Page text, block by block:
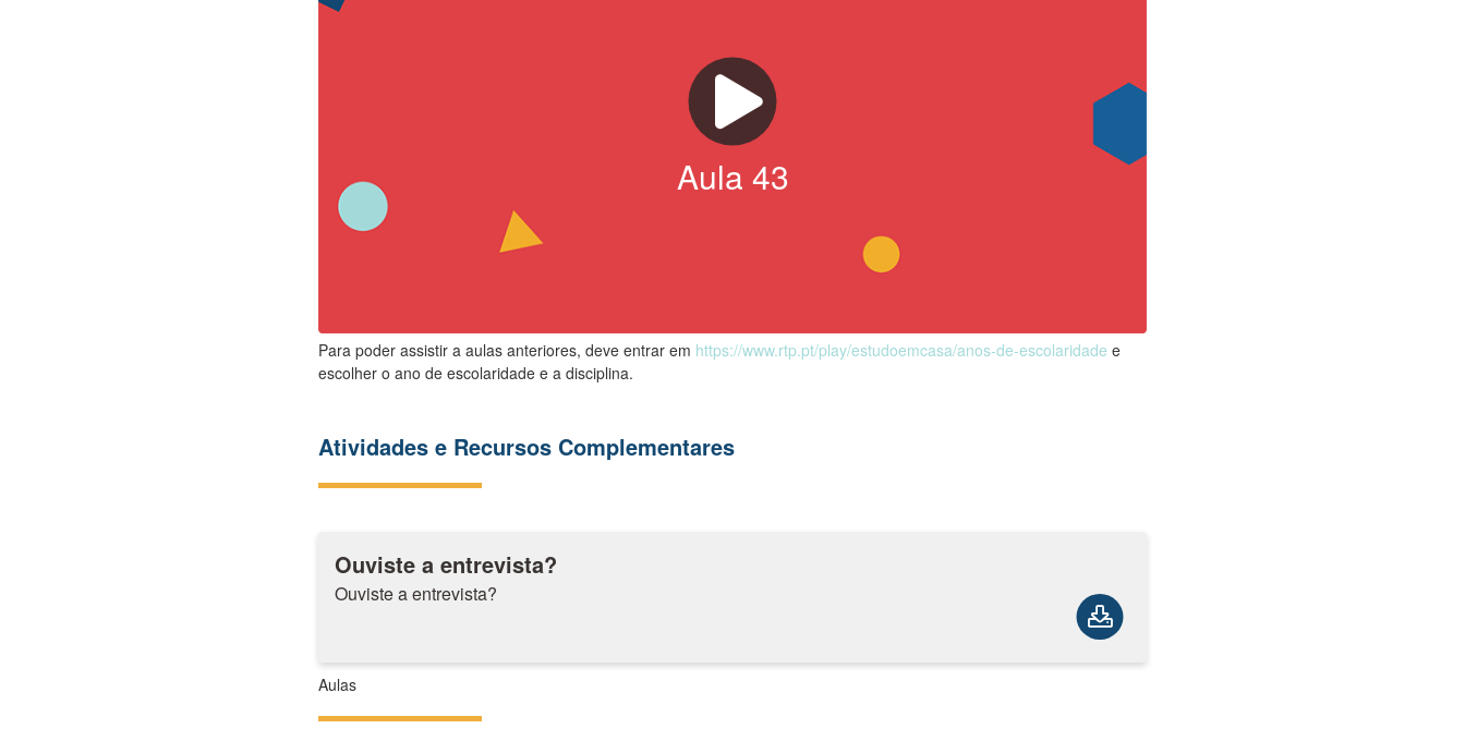
Aula 43
Para poder assistir a aulas anteriores, deve entrar em https://www.rtp.pt/play/estudoemcasa/anos-de-escolaridade e
escolher o ano de escolaridade e a disciplina.
Atividades e Recursos Complementares
Ouviste a entrevista?
Ouviste a entrevista?
Aulas